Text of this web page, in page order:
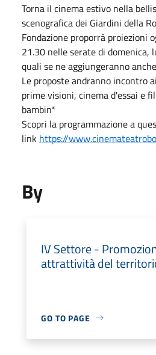
Torna il cinema estivo nella
scenografica dei Giardini della
Fondazione proporrà proiezioni
21.30 nelle serate di domenica,
quali se ne aggiungeranno
Le proposte andranno incontro
prime visioni, cinema d'essai e
bambin*
Scopri la programmazione a
link https://
By
IV Settore -
attrattività del
GO TO PAGE